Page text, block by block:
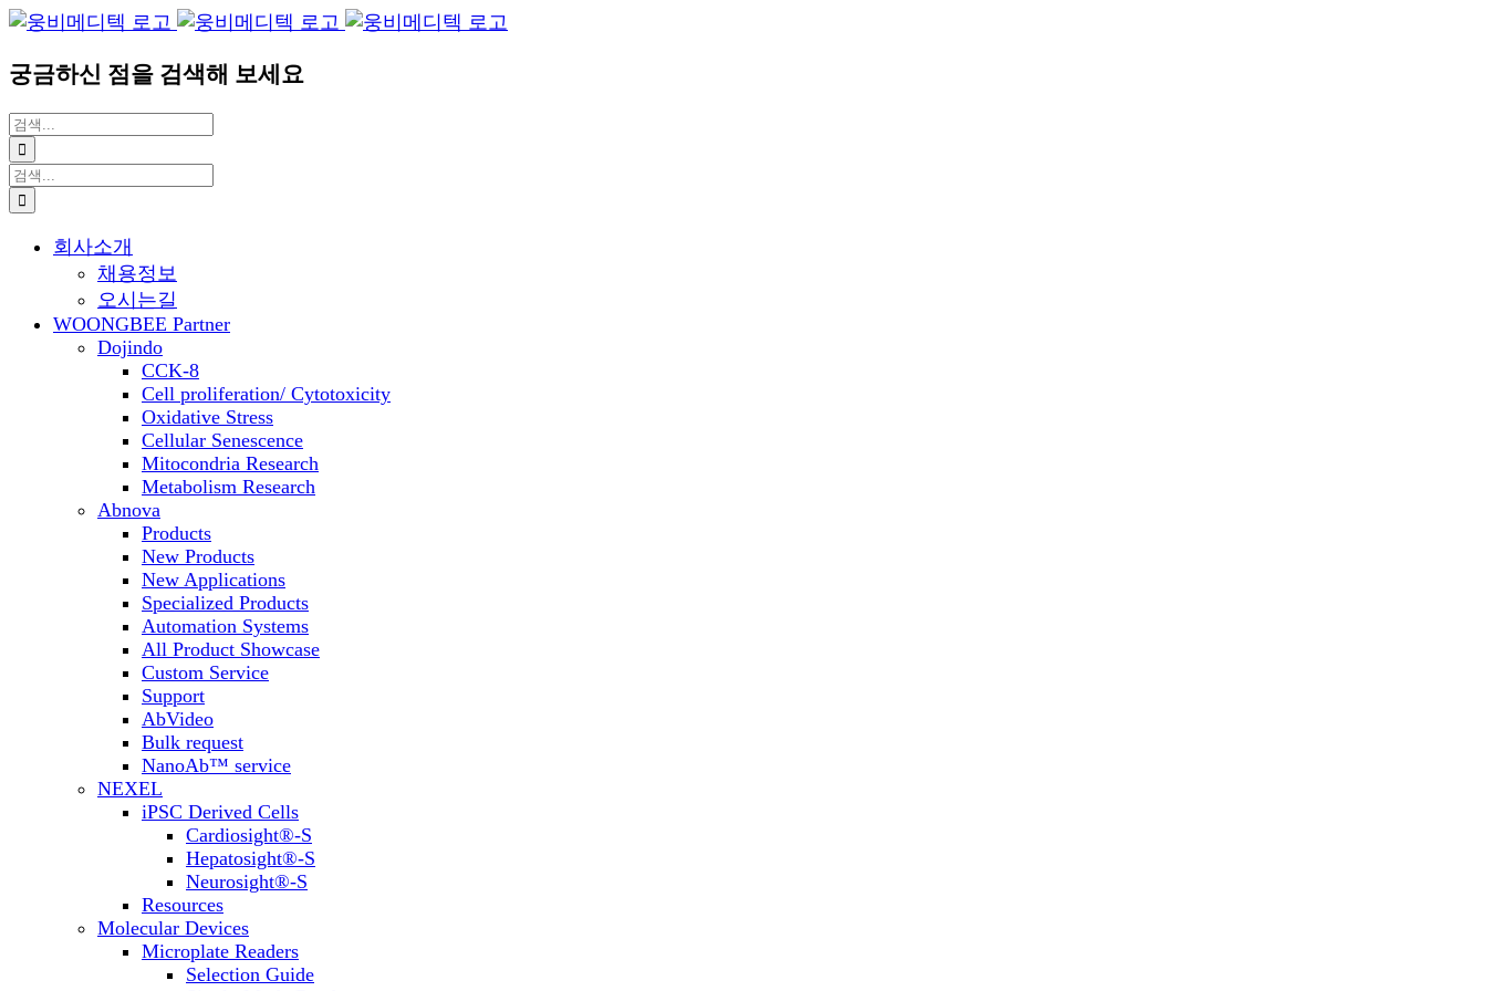
콘
츠
건
너
뛰
기
Blogger
YouTube
Facebook
이
일
궁금하신 점을 검색해 보세요
검
색:
검
색:
회사소개
채용정보
오시는길
WOONGBEE Partner
Dojindo
CCK-8
Cell proliferation/ Cytotoxicity
Oxidative Stress
Cellular Senescence
Mitocondria Research
Metabolism Research
Abnova
Products
New Products
New Applications
Specialized Products
Automation Systems
All Product Showcase
Custom Service
Support
AbVideo
Bulk request
NanoAb™ service
NEXEL
iPSC Derived Cells
Cardiosight®-S
Hepatosight®-S
Neurosight®-S
Resources
Molecular Devices
Microplate Readers
Selection Guide